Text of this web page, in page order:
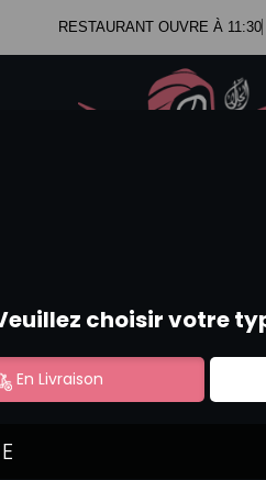
RESTAURANT OUVRE À 11:30
SAUMON ROLL'S